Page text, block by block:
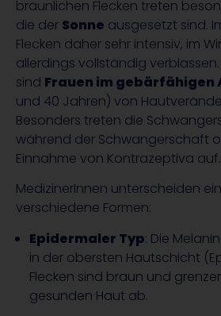
bräunlichen Flecken treten
die der Sonne ausgesetzt sind.
Flecken daher sehr intensiv, im
allerdings vollständig
sind Frauen im gebärfähigen
und 40 Jahren) von
Besonders treten die
während der Schwangerschaft
Einnahme von Kontrazeptiva auf.
MedizinerInnen unterscheiden
verschiedene Formen:
Epidermaler Typ: Die
in der obersten Hautschicht
Flecken sind braun und
gesunden Haut ab.